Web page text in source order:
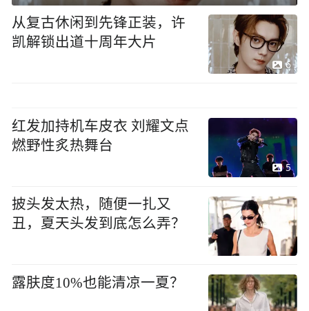
从复古休闲到先锋正装，许
凯解锁出道十周年大片
6
红发加持机车皮衣 刘耀文点
燃野性炙热舞台
5
披头发太热，随便一扎又
丑，夏天头发到底怎么弄？
露肤度10%也能清凉一夏？